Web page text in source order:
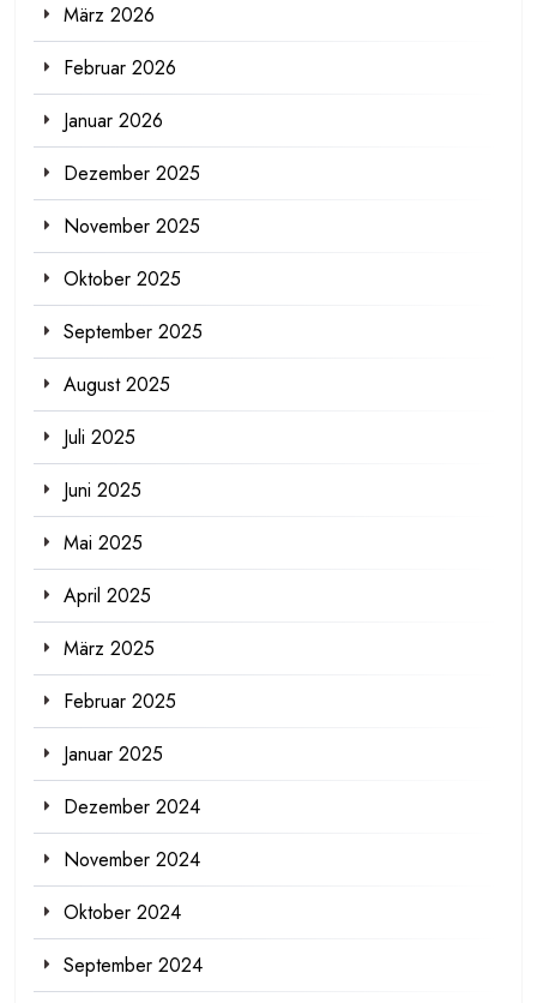
März 2026
Februar 2026
Januar 2026
Dezember 2025
November 2025
Oktober 2025
September 2025
August 2025
Juli 2025
Juni 2025
Mai 2025
April 2025
März 2025
Februar 2025
Januar 2025
Dezember 2024
November 2024
Oktober 2024
September 2024